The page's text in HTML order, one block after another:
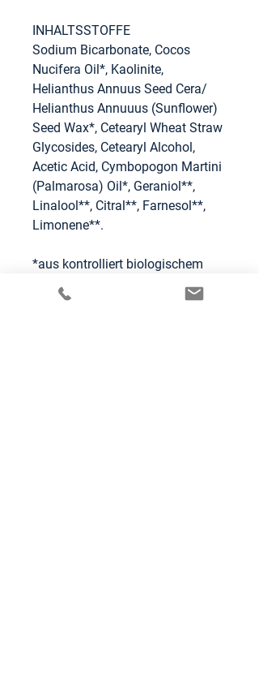
INHALTSSTOFFE
Sodium Bicarbonate, Cocos
Nucifera Oil*, Kaolinite,
Helianthus Annuus Seed Cera/
Helianthus Annuuus (Sunflower)
Seed Wax*, Cetearyl Wheat Straw
Glycosides, Cetearyl Alcohol,
Acetic Acid, Cymbopogon Martini
(Palmarosa) Oil*, Geraniol**,
Linalool**, Citral**, Farnesol**,
Limonene**.
*aus kontrolliert biologischem
Anbau
**natürlich in den ätherischen